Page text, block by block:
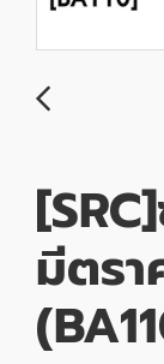
มีตรา